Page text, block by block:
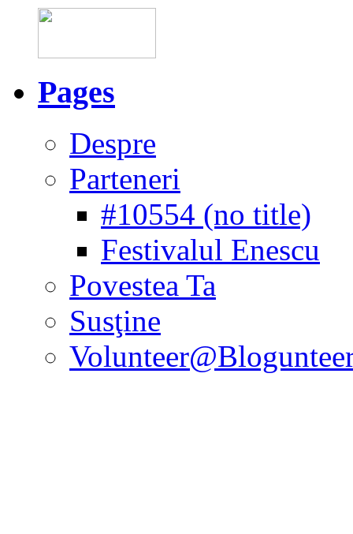
Pages
Despre
Parteneri
#10554 (no title)
Festivalul Enescu
Povestea Ta
Susţine